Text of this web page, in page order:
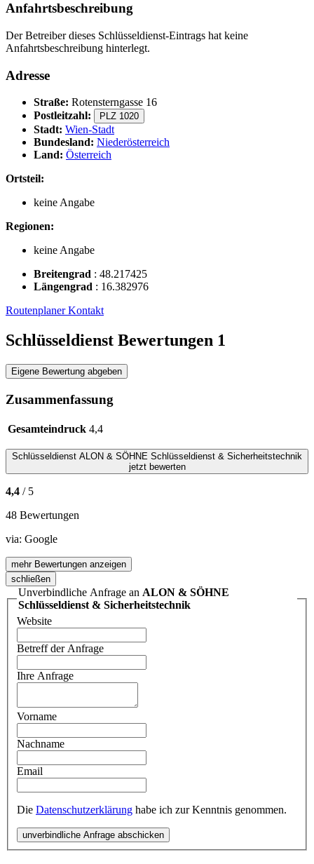
Anfahrtsbeschreibung
Der Betreiber dieses Schlüsseldienst-Eintrags hat keine
Anfahrtsbeschreibung hinterlegt.
Adresse
Straße: Rotensterngasse 16
Postleitzahl:
PLZ 1020
Stadt: Wien-Stadt
Bundesland: Niederösterreich
Land: Österreich
Ortsteil:
keine Angabe
Regionen:
keine Angabe
Breitengrad : 48.217425
Längengrad : 16.382976
RoutenplanerKontakt
Schlüsseldienst Bewertungen 1
Eigene Bewertung abgeben
Zusammenfassung
Gesamteindruck 4,4
Schlüsseldienst ALON & SÖHNE Schlüsseldienst & Sicherheitstechnik
jetzt bewerten
4,4 / 5
48 Bewertungen
via: Google
mehr Bewertungen anzeigen
schließen
Unverbindliche Anfrage an ALON & SÖHNE
Schlüsseldienst & Sicherheitstechnik
Website
Betreff der Anfrage
Ihre Anfrage
Vorname
Nachname
Email
Die Datenschutzerklärung habe ich zur Kenntnis genommen.
unverbindliche Anfrage abschicken